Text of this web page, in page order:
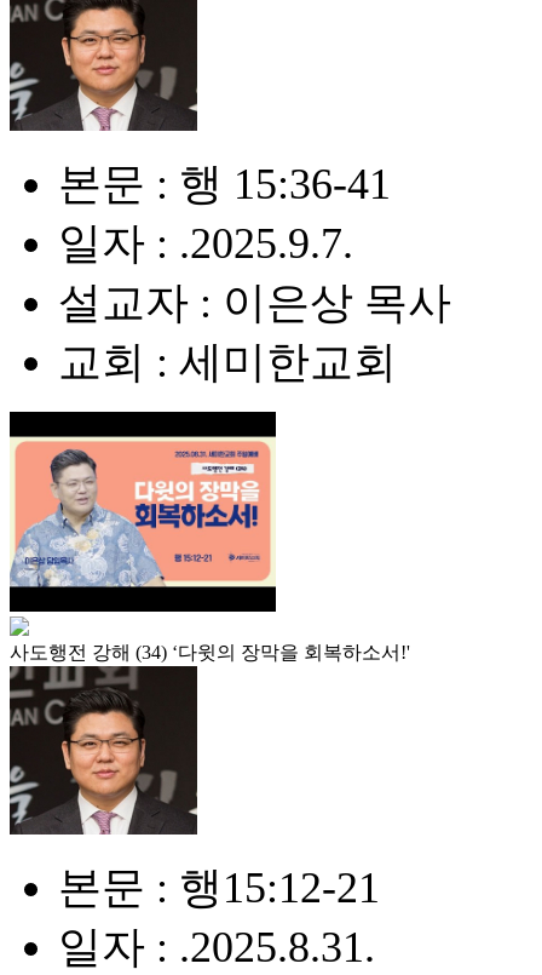
본문 : 행 15:36-41
일자 : .2025.9.7.
설교자 : 이은상 목사
교회 : 세미한교회
사도행전 강해 (34) ‘다윗의 장막을 회복하소서!'
본문 : 행15:12-21
일자 : .2025.8.31.